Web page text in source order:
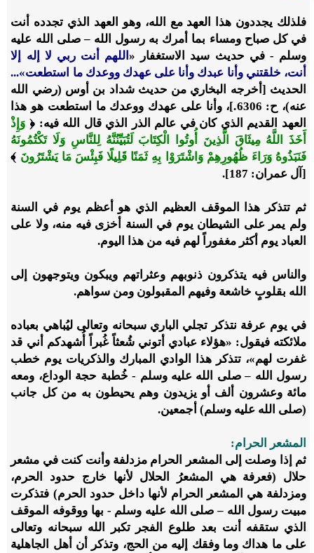
فلذلك يجددون هذا العهد مع الله، وهو العهد الذي تجدده أنت
في كل صباح ومساء بما أمرك به رسول الله – صلى الله عليه
وسلم - في حديث سيد الاستغفار «اللهم أنت ربي لا إله إلا
أنت، خلقتني وأنا عبدك وأنا على عهدك ووعدك ما استطعت»...
الحديث [أخرجه البخاري من حديث شداد بن أوس (رضي الله
عنه)، ح: 6306.]، وأنا على عهدك ووعدك ما استطعت هو هذا
العهد القديم الذي كان في عالم الذر الذي قال الله فيه: ﴿ وَإِذْ
أَخَذَ اللَّهُ مِيثَاقَ الَّذِينَ أُوتُوا الْكِتَابَ لَتُبَيِّنُنَّهُ لِلنَّاسِ وَلَا تَكْتُمُونَهُ
فَنَبَذُوهُ وَرَاءَ ظُهُورِهِمْ وَاشْتَرَوْا بِهِ ثَمَنًا قَلِيلًا فَبِئْسَ مَا يَشْتَرُونَ ﴾
[آل عمران: 187].
ثم تتذكر هذا الموقف العظيم الذي هو أعظم يوم في السنة
ولم يمر على الشيطان يوم في السنة أخزى فيه منه، ولا على
العباد يوم أكثر مغفوراً لهم فيه من هذا اليوم.
والناس فيه يتذكرون ذنوبهم وعثراتهم ويبكون ويتوجهون إلى
الله بقلوبٍ خاشعة وفيهم المقبولون ومن سواهم.
في يوم عرفة نتذكر تجلي الباري سبحانه وتعالى ليُباهي بعباده
ملائكته فيقول: «هؤلاء عبادي أتوني شُعثاً غُبراً أُشهدكم أني قد
غفرت لهم»، تتذكر هذا الوادي المبارك والذكريات يوم خطب
رسول الله – صلى الله عليه وسلم - خُطبة حجة الوداع، ومعه
مائة وعشرون ألف أو يزيدون وهم يحيطون به من كل جانب
(صلى الله عليه وسلم) أجمعين.
المشعر الحرام:
ثم إذا وصلت إلى المشعر الحرام مزدلفة وأنت كنت في مشعر
حلال (فعرفة هي المشعرُ الحلال لأنها خارج حدود الحرم،
ومزدلفة هي المشعر الحرام لأنها داخل حدود الحرم) فتذكرت
مبيت رسول الله – صلى الله عليه وسلم - بها ووقوفه الموقف
الذي ستقفه أنت بعد طلوع الفجر تكبر الله سبحانه وتعالى
على ما هداك وما وفقك إليه من الحج، وتذكر أن أهل الجاهلية